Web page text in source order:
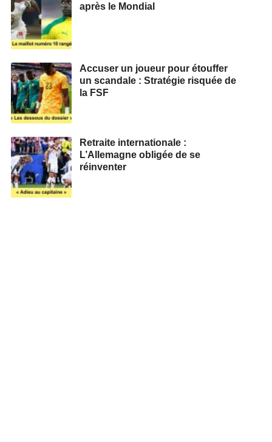
après le Mondial
Accuser un joueur pour étouffer
un scandale : Stratégie risquée de
la FSF
Retraite internationale :
L’Allemagne obligée de se
réinventer